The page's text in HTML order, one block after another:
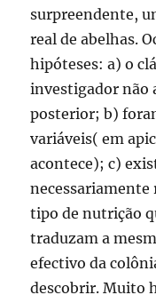
surpreendente,
real de abelhas.
hipóteses: a) o
investigador não
posterior; b)
variáveis( em
acontece); c)
necessariamente
tipo de nutrição
traduzam a
efectivo da
descobrir. Muito